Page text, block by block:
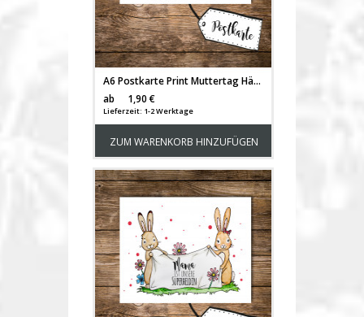
A6 Postkarte Print Muttertag Häschenkinder mit Punkten und Spruch Mama ist unsere Superheldin pk106
ab
1,90 €
Lieferzeit: 1-2 Werktage
ZUM WARENKORB HINZUFÜGEN